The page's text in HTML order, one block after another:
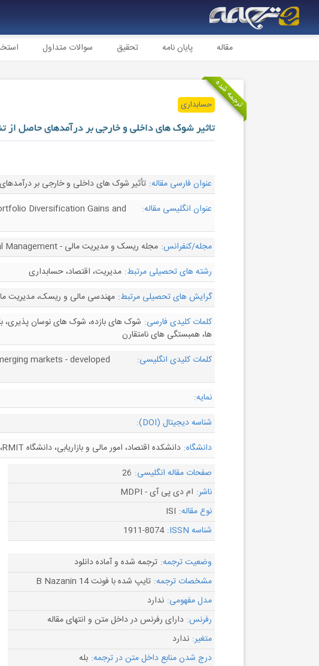
مقاله پایان نامه تحقیق سوالات متداول
ترجمه شدهحسابداری
تاثیر شوک های داخلی و خارجی بر درآمدهای حاصل از
عنوان فارسی مقاله: تأثیر شوک های داخلی و خارجی بر
عنوان انگلیسی مقاله:
Diversification Gains and
مجله/کنفرانس: مجله ریسک و مدیریت مالی - Journal of Risk and Financial Management
رشته های تحصیلی مرتبط: مدیریت، اقتصاد، حسابداری
گرایش های تحصیلی مرتبط: مهندسی مالی و ریسک، مدیریت
کلمات کلیدی فارسی: شوک های بازده، شوک های نوسان پذیری،
ها، همبستگی های نامتقارن
کلمات کلیدی انگلیسی:
markets - developed
نمایه:
شناسه دیجیتال (DOI):
دانشگاه: دانشکده اقتصاد، امور مالی و بازاریابی، دانشگاه RMIT، ملبورن، استرالیا
صفحات مقاله انگلیسی: 26
ناشر: ام دی پی آی - MDPI
نوع مقاله: ISI
شناسه ISSN:
1911-8074
وضعیت ترجمه: ترجمه شده و آماده دانلود
مشخصات ترجمه: تایپ شده با فونت B Nazanin 14
مدل مفهومی: ندارد
رفرنس: دارای رفرنس در داخل متن و انتهای مقاله
متغیر: ندارد
درج شدن منابع داخل متن در ترجمه: بله